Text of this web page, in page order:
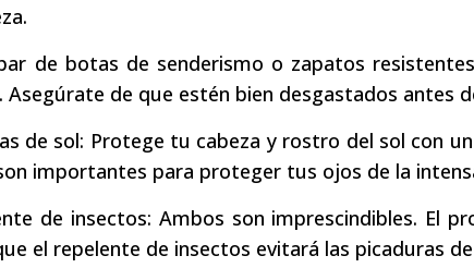
de botas de senderismo o zapatos
de que estén bien desgastados antes
de sol: Protege tu cabeza y rostro del sol con
importantes para proteger tus ojos de la
de insectos: Ambos son imprescindibles. El
el repelente de insectos evitará las picaduras